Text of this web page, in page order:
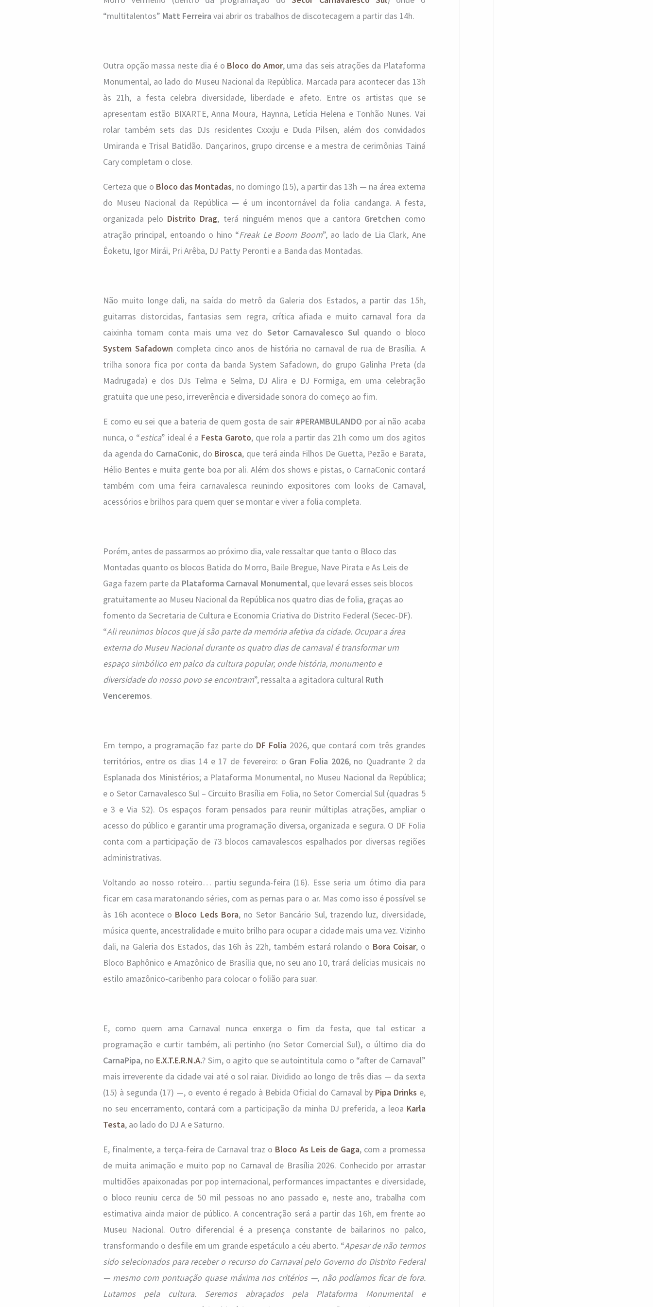
“multitalentos” Matt Ferreira vai abrir os trabalhos de discotecagem a partir das 14h.
Outra opção massa neste dia é o Bloco do Amor, uma das seis atrações da Plataforma
Monumental, ao lado do Museu Nacional da República. Marcada para acontecer das 13h
às 21h, a festa celebra diversidade, liberdade e afeto. Entre os artistas que se
apresentam estão BIXARTE, Anna Moura, Haynna, Letícia Helena e Tonhão Nunes. Vai
rolar também sets das DJs residentes Cxxxju e Duda Pilsen, além dos convidados
Umiranda e Trisal Batidão. Dançarinos, grupo circense e a mestra de cerimônias Tainá
Cary completam o close.
Certeza que o Bloco das Montadas, no domingo (15), a partir das 13h — na área externa
do Museu Nacional da República — é um incontornável da folia candanga. A festa,
organizada pelo Distrito Drag, terá ninguém menos que a cantora Gretchen como
atração principal, entoando o hino “Freak Le Boom Boom”, ao lado de Lia Clark, Ane
Êoketu, Igor Mirái, Pri Arêba, DJ Patty Peronti e a Banda das Montadas.
Não muito longe dali, na saída do metrô da Galeria dos Estados, a partir das 15h,
guitarras distorcidas, fantasias sem regra, crítica afiada e muito carnaval fora da
caixinha tomam conta mais uma vez do Setor Carnavalesco Sul quando o bloco
System Safadown completa cinco anos de história no carnaval de rua de Brasília. A
trilha sonora fica por conta da banda System Safadown, do grupo Galinha Preta (da
Madrugada) e dos DJs Telma e Selma, DJ Alira e DJ Formiga, em uma celebração
gratuita que une peso, irreverência e diversidade sonora do começo ao fim.
E como eu sei que a bateria de quem gosta de sair #PERAMBULANDO por aí não acaba
nunca, o “estica” ideal é a Festa Garoto, que rola a partir das 21h como um dos agitos
da agenda do CarnaConic, do Birosca, que terá ainda Filhos De Guetta, Pezão e Barata,
Hélio Bentes e muita gente boa por ali. Além dos shows e pistas, o CarnaConic contará
também com uma feira carnavalesca reunindo expositores com looks de Carnaval,
acessórios e brilhos para quem quer se montar e viver a folia completa.
Porém, antes de passarmos ao próximo dia, vale ressaltar que tanto o Bloco das
Montadas quanto os blocos Batida do Morro, Baile Bregue, Nave Pirata e As Leis de
Gaga fazem parte da Plataforma Carnaval Monumental, que levará esses seis blocos
gratuitamente ao Museu Nacional da República nos quatro dias de folia, graças ao
fomento da Secretaria de Cultura e Economia Criativa do Distrito Federal (Secec-DF).
“Ali reunimos blocos que já são parte da memória afetiva da cidade. Ocupar a área
externa do Museu Nacional durante os quatro dias de carnaval é transformar um
espaço simbólico em palco da cultura popular, onde história, monumento e
diversidade do nosso povo se encontram”, ressalta a agitadora cultural Ruth
Venceremos.
Em tempo, a programação faz parte do DF Folia 2026, que contará com três grandes
territórios, entre os dias 14 e 17 de fevereiro: o Gran Folia 2026, no Quadrante 2 da
Esplanada dos Ministérios; a Plataforma Monumental, no Museu Nacional da República;
e o Setor Carnavalesco Sul – Circuito Brasília em Folia, no Setor Comercial Sul (quadras 5
e 3 e Via S2). Os espaços foram pensados para reunir múltiplas atrações, ampliar o
acesso do público e garantir uma programação diversa, organizada e segura. O DF Folia
conta com a participação de 73 blocos carnavalescos espalhados por diversas regiões
administrativas.
Voltando ao nosso roteiro… partiu segunda-feira (16). Esse seria um ótimo dia para
ficar em casa maratonando séries, com as pernas para o ar. Mas como isso é possível se
às 16h acontece o Bloco Leds Bora, no Setor Bancário Sul, trazendo luz, diversidade,
música quente, ancestralidade e muito brilho para ocupar a cidade mais uma vez. Vizinho
dali, na Galeria dos Estados, das 16h às 22h, também estará rolando o Bora Coisar, o
Bloco Baphônico e Amazônico de Brasília que, no seu ano 10, trará delícias musicais no
estilo amazônico-caribenho para colocar o folião para suar.
E, como quem ama Carnaval nunca enxerga o fim da festa, que tal esticar a
programação e curtir também, ali pertinho (no Setor Comercial Sul), o último dia do
CarnaPipa, no E.X.T.E.R.N.A.? Sim, o agito que se autointitula como o “after de Carnaval”
mais irreverente da cidade vai até o sol raiar. Dividido ao longo de três dias — da sexta
(15) à segunda (17) —, o evento é regado à Bebida Oficial do Carnaval by Pipa Drinks e,
no seu encerramento, contará com a participação da minha DJ preferida, a leoa Karla
Testa, ao lado do DJ A e Saturno.
E, finalmente, a terça-feira de Carnaval traz o Bloco As Leis de Gaga, com a promessa
de muita animação e muito pop no Carnaval de Brasília 2026. Conhecido por arrastar
multidões apaixonadas por pop internacional, performances impactantes e diversidade,
o bloco reuniu cerca de 50 mil pessoas no ano passado e, neste ano, trabalha com
estimativa ainda maior de público. A concentração será a partir das 16h, em frente ao
Museu Nacional. Outro diferencial é a presença constante de bailarinos no palco,
transformando o desfile em um grande espetáculo a céu aberto. “Apesar de não termos
sido selecionados para receber o recurso do Carnaval pelo Governo do Distrito Federal
— mesmo com pontuação quase máxima nos critérios —, não podíamos ficar de fora.
Lutamos pela cultura. Seremos abraçados pela Plataforma Monumental e